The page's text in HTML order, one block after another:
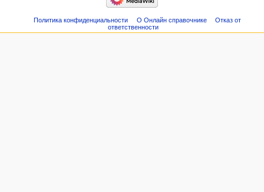
Политика конфиденциальности О Онлайн справочнике
Отказ от
ответственности